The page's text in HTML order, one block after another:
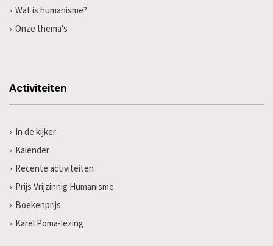
Wat is humanisme?
Onze thema's
Activiteiten
In de kijker
Kalender
Recente activiteiten
Prijs Vrijzinnig Humanisme
Boekenprijs
Karel Poma-lezing